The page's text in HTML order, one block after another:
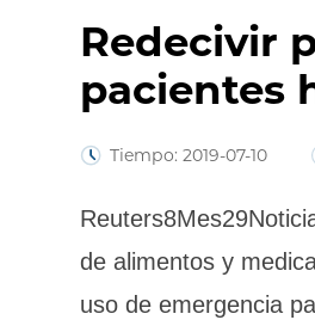
Redecivir
pacientes
Tiempo: 2019-07-10
de alimentos y
uso de emergencia